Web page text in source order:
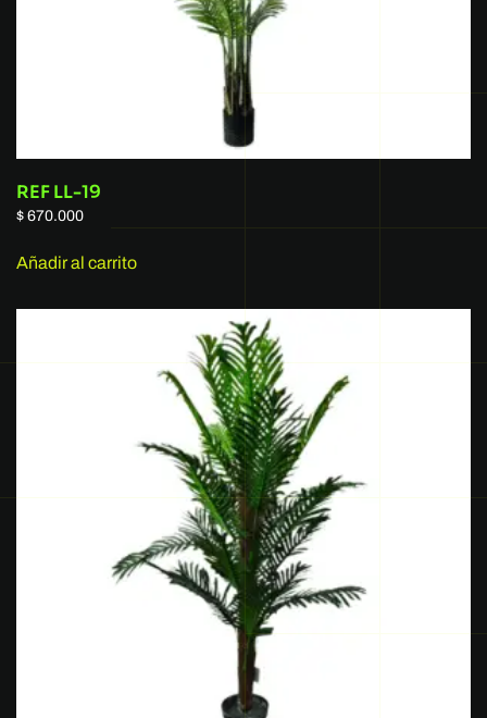
REF LL-19
$ 670.000
Añadir al carrito